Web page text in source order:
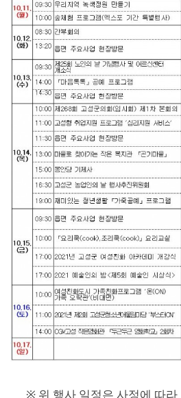
※ 위 행사 일정은 사정에 따